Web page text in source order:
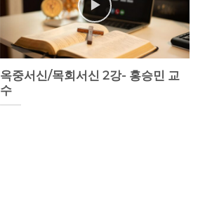
옥중서신/목회서신 2강- 홍승민 교
수